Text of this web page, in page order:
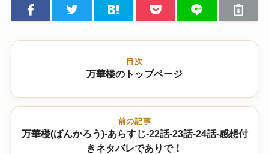
目次
万華楼のトップページ
前の記事
万華楼(ばんかろう)-あらすじ-22話-23話-24話-感想付
きネタバレでありで！